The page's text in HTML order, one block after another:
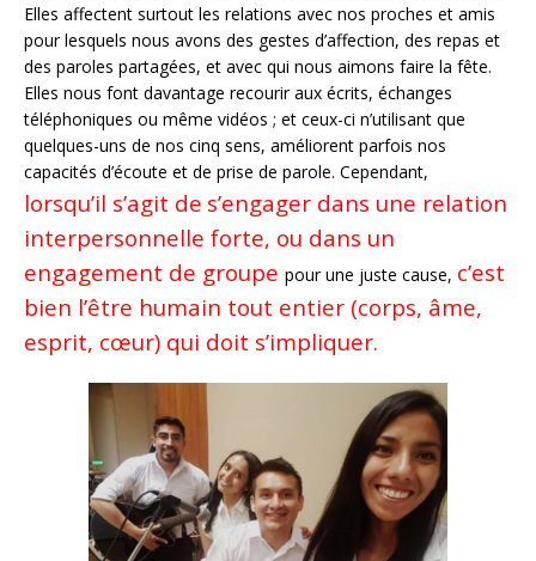
Elles affectent surtout les relations avec nos proches et amis
pour lesquels nous avons des gestes d’affection, des repas et
des paroles partagées, et avec qui nous aimons faire la fête.
Elles nous font davantage recourir aux écrits, échanges
téléphoniques ou même vidéos ; et ceux-ci n’utilisant que
quelques-uns de nos cinq sens, améliorent parfois nos
capacités d’écoute et de prise de parole. Cependant,
lorsqu’il s’agit de s’engager dans une relation
interpersonnelle forte, ou dans un
engagement de groupe pour une juste cause, c’est
bien l’être humain tout entier (corps, âme,
esprit, cœur) qui doit s’impliquer.